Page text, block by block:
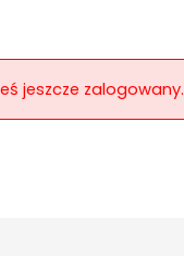
jeszcze zalogowany.